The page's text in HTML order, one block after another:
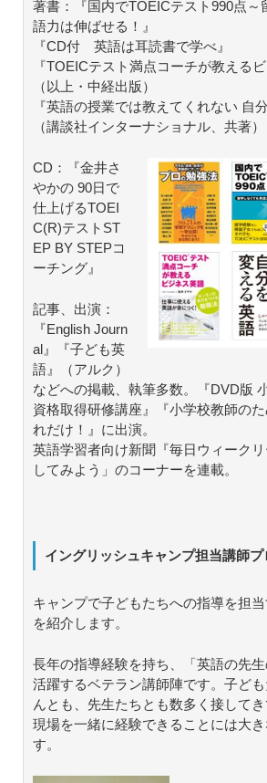
著書：『国内でTOEICテスト990点～
語力は伸ばせる！』
『CD付 英語は耳読書で学べ』
『TOEICテスト満点コーチが教えるビ
（以上・中経出版）
『英語の授業では教えてくれない 自
（講談社インターナショナル、共著）
CD：『金井さ
やかの 90日で
仕上げるTOEI
C(R)テストST
EP BY STEPコ
ーチング』
記事、出演：
『English Journ
al』『子ども英
語』（アルク）
などへの掲載、執筆多数。『DVD版
資格取得研修講座』『小学校教師の
れだけ！』に出演。
英語学習者向け新聞『毎日ウィーク
してみよう」のコーナーを連載。
イングリッシュキャンプ担当講師
キャンプで子どもたちへの指導を担
を紹介します。
長年の指導経験を持ち、「英語の先
活躍するベテラン講師陣です。子ど
んとも、先生たちとも数多く接して
現場を一緒に経験できることには大
す。